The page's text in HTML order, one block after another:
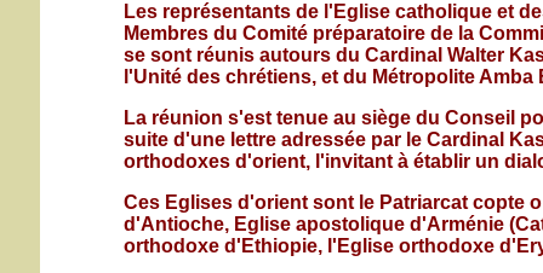
Les représentants de l'Eglise catholique et
Membres du Comité préparatoire de la
se sont réunis autours du Cardinal Walter
l'Unité des chrétiens, et du Métropolite
La réunion s'est tenue au siège du Conseil
suite d'une lettre adressée par le Cardinal
orthodoxes d'orient, l'invitant à établir un
Ces Eglises d'orient sont le Patriarcat copte
d'Antioche, Eglise apostolique d'Arménie
orthodoxe d'Ethiopie, l'Eglise orthodoxe